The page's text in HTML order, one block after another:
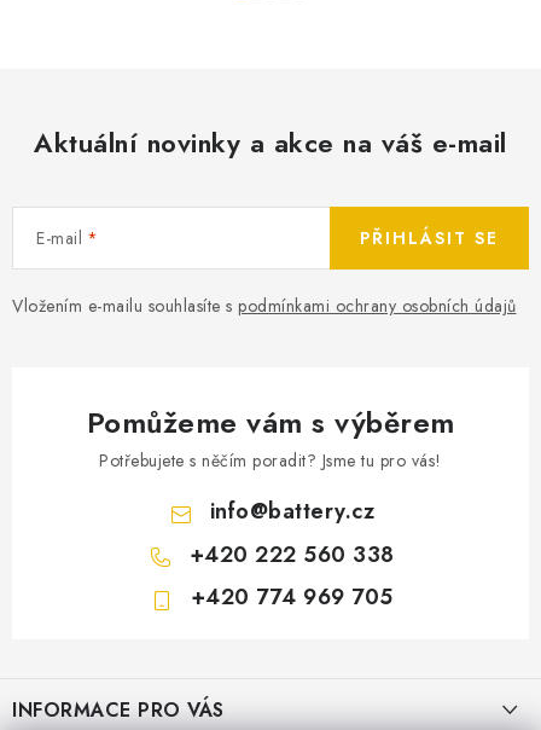
Aktuální novinky a akce na váš e-mail
E-mail
Vložením e-mailu souhlasíte s podmínkami ochrany osobních údajů
PŘIHLÁSIT SE
Pomůžeme vám s výběrem
Potřebujete s něčím poradit? Jsme tu pro vás!
info@battery.cz
+420 222 560 338
+420 774 969 705
INFORMACE PRO VÁS